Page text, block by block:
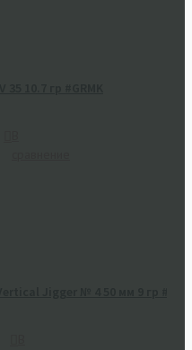
10.7 гр #GRMK
Jigger № 4 50 мм 9 гр #01